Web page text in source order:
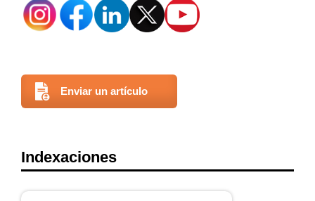
Enviar un artículo
Indexaciones